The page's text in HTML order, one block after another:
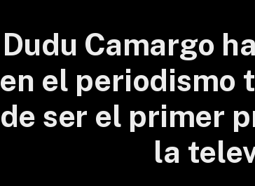
Dudu Camargo
en el periodismo
de ser el primer
la